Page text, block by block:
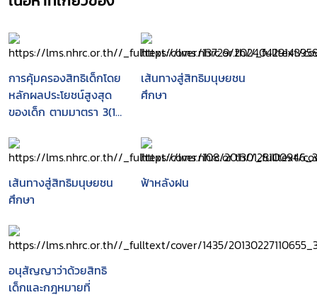
การคุ้มครองสิทธิเด็กโดย
หลักผลประโยชน์สูงสุด
ของเด็ก ตามมาตรา 3(1)
สิทธิเด็ก ค.ศ.1989
เส้นทางสู่สิทธิมนุษยชน
ศึกษา
เส้นทางสู่สิทธิมนุษยชน
ศึกษา
ฟ้าหลังฝน
อนุสัญญาว่าด้วยสิทธิ
เด็กและกฎหมายที่